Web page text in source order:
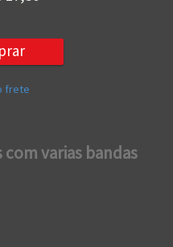
frete
varias bandas